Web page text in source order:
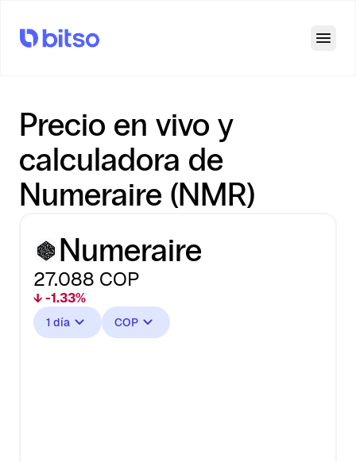
Precio en vivo y
calculadora de
Numeraire (NMR)
Numeraire
27.088 COP
↓ -1.33%
1 día COP